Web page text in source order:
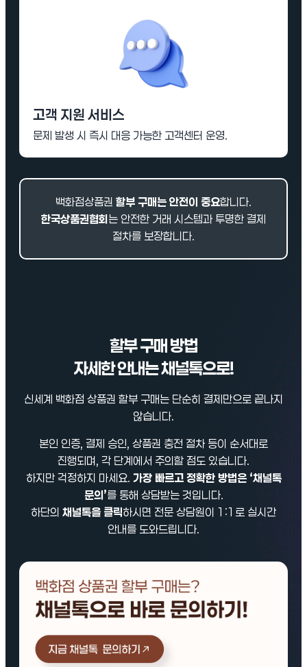
고객 지원 서비스
문제 발생 시 즉시 대응 가능한 고객센터 운영.
백화점상품권 할부 구매는 안전이 중요합니다.
한국상품권협회는 안전한 거래 시스템과 투명한 결제
절차를 보장합니다.
할부 구매 방법
자세한 안내는 채널톡으로!
신세계 백화점 상품권 할부 구매는 단순히 결제만으로 끝나지
않습니다.
본인 인증, 결제 승인, 상품권 충전 절차 등이 순서대로
진행되며, 각 단계에서 주의할 점도 있습니다.
하지만 걱정하지 마세요. 가장 빠르고 정확한 방법은 ‘채널톡
문의’를 통해 상담받는 것입니다.
하단의 채널톡을 클릭하시면 전문 상담원이 1:1로 실시간
안내를 도와드립니다.